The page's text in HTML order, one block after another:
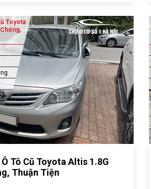
Toyota
Tô Cũ Toyota Altis 1.8G
Thuận Tiện